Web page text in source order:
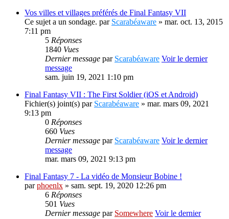
Vos villes et villages préférés de Final Fantasy VII
Ce sujet a un sondage. par Scarabéaware » mar. oct. 13, 2015
7:11 pm
5 Réponses
1840 Vues
Dernier message par Scarabéaware Voir le dernier
message
sam. juin 19, 2021 1:10 pm
Final Fantasy VII : The First Soldier (iOS et Android)
Fichier(s) joint(s) par Scarabéaware » mar. mars 09, 2021
9:13 pm
0 Réponses
660 Vues
Dernier message par Scarabéaware Voir le dernier
message
mar. mars 09, 2021 9:13 pm
Final Fantasy 7 - La vidéo de Monsieur Bobine !
parphoenlx » sam. sept. 19, 2020 12:26 pm
6 Réponses
501 Vues
Dernier message par Somewhere Voir le dernier